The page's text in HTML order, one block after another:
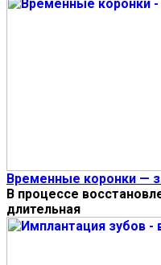
Временные коронки —
В процессе
длительная